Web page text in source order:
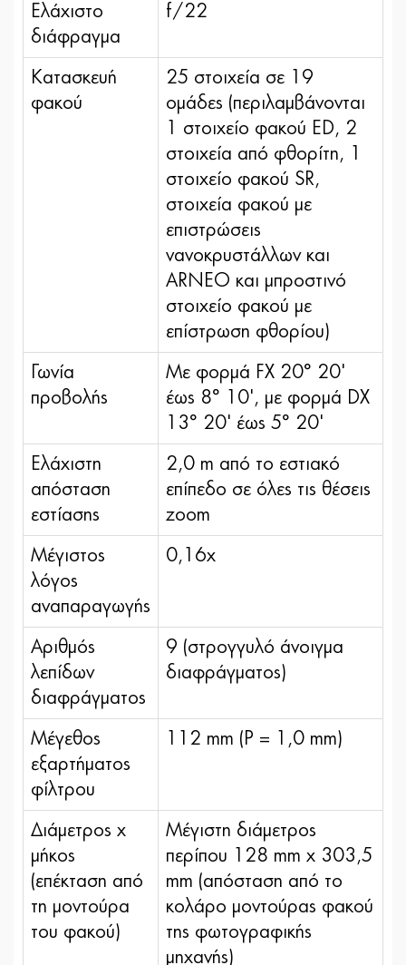
Ελάχιστο
διάφραγμα
f/22
Κατασκευή
φακού
25 στοιχεία σε 19
ομάδες (περιλαμβάνονται
1 στοιχείο φακού ED, 2
στοιχεία από φθορίτη, 1
στοιχείο φακού SR,
στοιχεία φακού με
επιστρώσεις
νανοκρυστάλλων και
ARNEO και μπροστινό
στοιχείο φακού με
επίστρωση φθορίου)
Γωνία
προβολής
Με φορμά FX 20° 20'
έως 8° 10', με φορμά DX
13° 20' έως 5° 20'
Ελάχιστη
απόσταση
εστίασης
2,0 m από το εστιακό
επίπεδο σε όλες τις θέσεις
zoom
Μέγιστος
λόγος
αναπαραγωγής
0,16x
Αριθμός
λεπίδων
διαφράγματος
9 (στρογγυλό άνοιγμα
διαφράγματος)
Μέγεθος
εξαρτήματος
φίλτρου
112 mm (P = 1,0 mm)
Διάμετρος x
μήκος
(επέκταση από
τη μοντούρα
του φακού)
Μέγιστη διάμετρος
περίπου 128 mm x 303,5
mm (απόσταση από το
κολάρο μοντούρας φακού
της φωτογραφικής
μηχανής)